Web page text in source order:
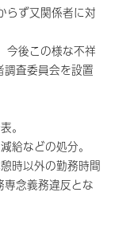
らず又関係者に対
今後この様な不祥
査委員会を設置
。
給などの処分。
時以外の勤務時間
念義務違反とな